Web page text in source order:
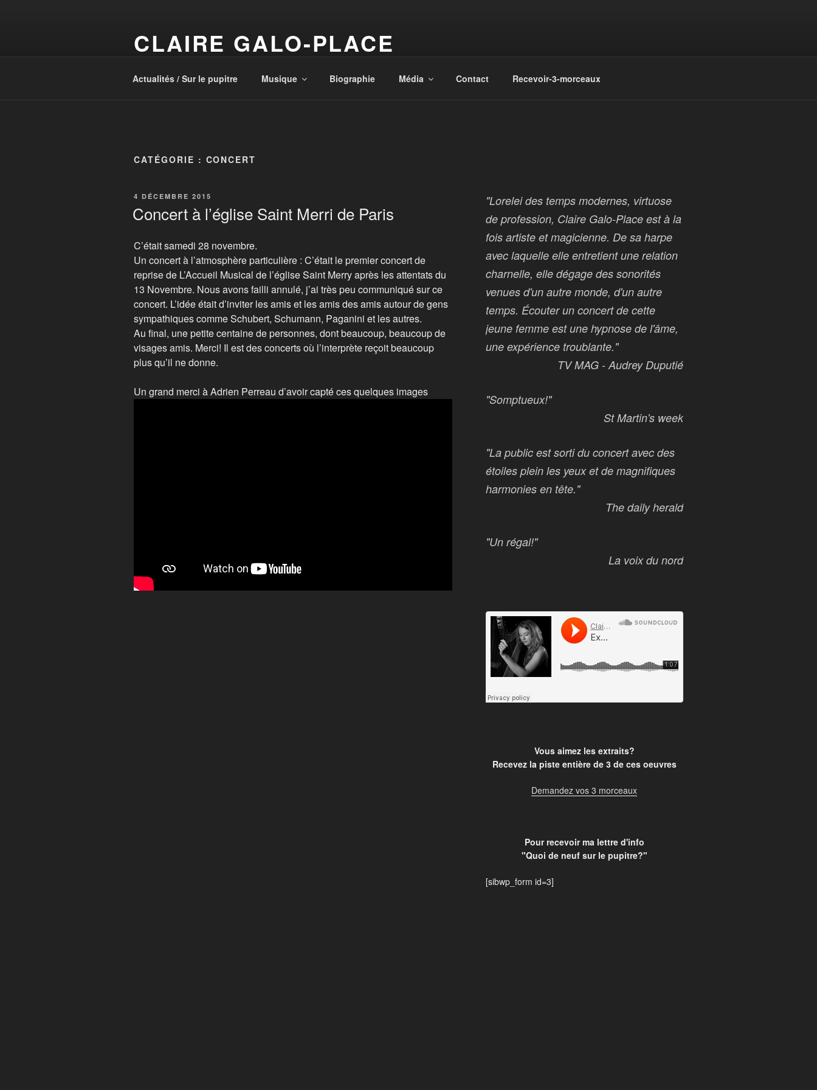
CLAIRE GALO-PLACE
Actualités / Sur le pupitre Musique Biographie Média Contact Recevoir-3-morceaux
CATÉGORIE : CONCERT
PUBLIÉ
4 DÉCEMBRE 2015
Concert à l’église Saint Merri de Paris
C’était samedi 28 novembre.
Un concert à l’atmosphère particulière : C’était le premier concert de
reprise de L’Accueil Musical de l’église Saint Merry après les attentats du
13 Novembre. Nous avons failli annulé, j’ai très peu communiqué sur ce
concert. L’idée était d’inviter les amis et les amis des amis autour de gens
sympathiques comme Schubert, Schumann, Paganini et les autres.
Au final, une petite centaine de personnes, dont beaucoup, beaucoup de
visages amis. Merci! Il est des concerts où l’interprète reçoit beaucoup
plus qu’il ne donne.
Un grand merci à Adrien Perreau d’avoir capté ces quelques images
"Lorelei des temps modernes, virtuose
de profession, Claire Galo-Place est à la
fois artiste et magicienne. De sa harpe
avec laquelle elle entretient une relation
charnelle, elle dégage des sonorités
venues d'un autre monde, d'un autre
temps. Écouter un concert de cette
jeune femme est une hypnose de l'âme,
une expérience troublante."
TV MAG - Audrey Duputié
"Somptueux!"
St Martin's week
"La public est sorti du concert avec des
étoiles plein les yeux et de magnifiques
harmonies en tête."
The daily herald
"Un régal!"
La voix du nord
Vous aimez les extraits?
Recevez la piste entière de 3 de ces oeuvres
Demandez vos 3 morceaux
Pour recevoir ma lettre d'info
"Quoi de neuf sur le pupitre?"
[sibwp_form id=3]